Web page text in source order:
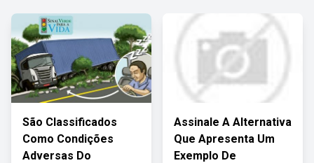
São Classificados
Como Condições
Adversas Do
Assinale A Alternativa
Que Apresenta Um
Exemplo De